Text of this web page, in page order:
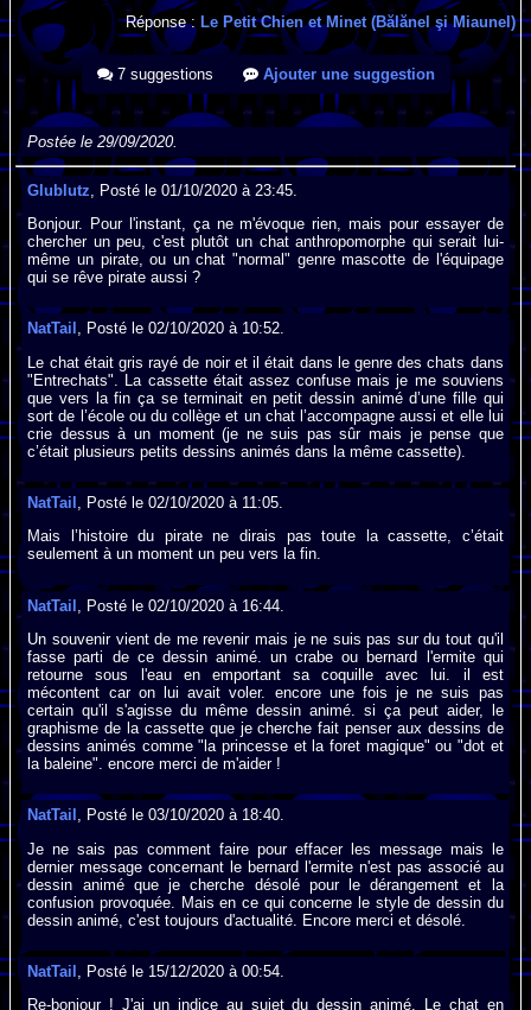
Réponse : Le Petit Chien et Minet (Bălănel şi Miaunel)
7 suggestions Ajouter une suggestion
Postée le 29/09/2020.
Glublutz , Posté le 01/10/2020 à 23:45.
Bonjour. Pour l'instant, ça ne m'évoque rien, mais pour essayer de
chercher un peu, c'est plutôt un chat anthropomorphe qui serait lui-
même un pirate, ou un chat "normal" genre mascotte de l'équipage
qui se rêve pirate aussi ?
NatTail , Posté le 02/10/2020 à 10:52.
Le chat était gris rayé de noir et il était dans le genre des chats dans
"Entrechats". La cassette était assez confuse mais je me souviens
que vers la fin ça se terminait en petit dessin animé d’une fille qui
sort de l’école ou du collège et un chat l’accompagne aussi et elle lui
crie dessus à un moment (je ne suis pas sûr mais je pense que
c’était plusieurs petits dessins animés dans la même cassette).
NatTail
, Posté le 02/10/2020 à 11:05.
Mais l’histoire du pirate ne dirais pas toute la cassette, c’était
seulement à un moment un peu vers la fin.
NatTail , Posté le 02/10/2020 à 16:44.
Un souvenir vient de me revenir mais je ne suis pas sur du tout qu'il
fasse parti de ce dessin animé. un crabe ou bernard l'ermite qui
retourne sous l'eau en emportant sa coquille avec lui. il est
mécontent car on lui avait voler. encore une fois je ne suis pas
certain qu'il s'agisse du même dessin animé. si ça peut aider, le
graphisme de la cassette que je cherche fait penser aux dessins de
dessins animés comme "la princesse et la foret magique" ou "dot et
la baleine". encore merci de m'aider !
NatTail , Posté le 03/10/2020 à 18:40.
Je ne sais pas comment faire pour effacer les message mais le
dernier message concernant le bernard l'ermite n'est pas associé au
dessin animé que je cherche désolé pour le dérangement et la
confusion provoquée. Mais en ce qui concerne le style de dessin du
dessin animé, c'est toujours d'actualité. Encore merci et désolé.
NatTail
, Posté le 15/12/2020 à 00:54.
Re-bonjour ! J'ai un indice au sujet du dessin animé. Le chat en